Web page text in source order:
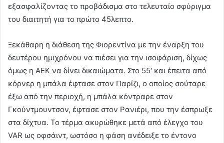
εξασφαλίζοντας το προβάδισμα στο τελευταίο σφύριγμα
του διαιτητή για το πρώτο 45λεπτο.
Ξεκάθαρη η διάθεση της Φιορεντίνα με την έναρξη του
δευτέρου ημιχρόνου να πιέσει για την ισοφάριση, δίχως
όμως η ΑΕΚ να δίνει δικαιώματα. Στο 55′ και έπειτα από
κόρνερ η μπάλα έφτασε στον Παρίζι, ο οποίος σούταρε
έξω από την περιοχή, η μπάλα κόντραρε στον
Γκούντμουντσον, έφτασε στον Ρανιέρι, που την έσπρωξε
στα δίχτυα. Το τέρμα ακυρώθηκε μετά από έλεγχο του
VAR ως οφσάιντ, ωστόσο η φάση ανέδειξε το έντονο